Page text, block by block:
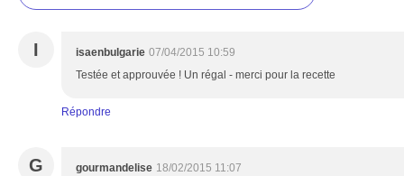
I isaenbulgarie 07/04/2015 10:59
Testée et approuvée ! Un régal - merci pour la recette
Répondre
G gourmandelise 18/02/2015 11:07